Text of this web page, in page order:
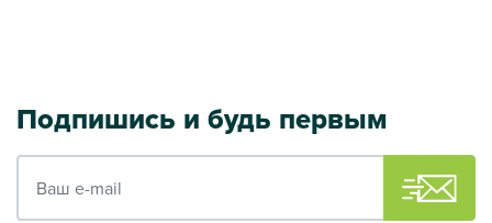
Подпишись и будь первым